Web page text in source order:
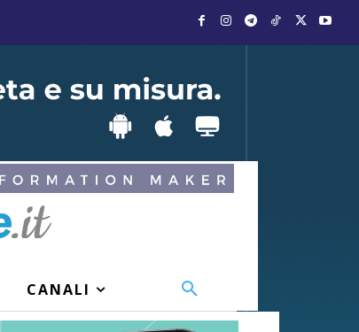
CANALI